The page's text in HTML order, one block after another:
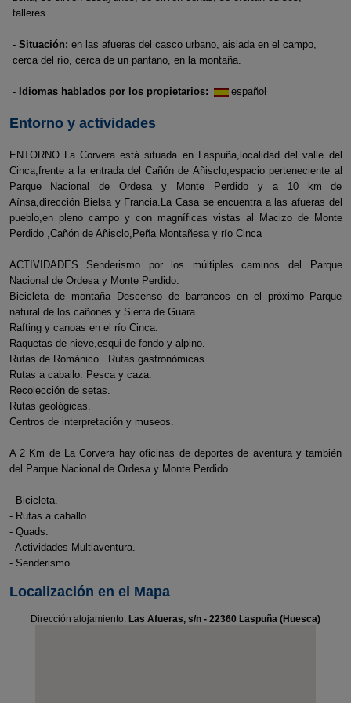
talleres.
- Situación: en las afueras del casco urbano, aislada en el campo,
cerca del río, cerca de un pantano, en la montaña.
- Idiomas hablados por los propietarios: español
Entorno y actividades
ENTORNO La Corvera está situada en Laspuña,localidad del valle del
Cinca,frente a la entrada del Cañón de Añisclo,espacio perteneciente al
Parque Nacional de Ordesa y Monte Perdido y a 10 km de
Aínsa,dirección Bielsa y Francia.La Casa se encuentra a las afueras del
pueblo,en pleno campo y con magníficas vistas al Macizo de Monte
Perdido ,Cañón de Añisclo,Peña Montañesa y río Cinca
ACTIVIDADES Senderismo por los múltiples caminos del Parque
Nacional de Ordesa y Monte Perdido.
Bicicleta de montaña Descenso de barrancos en el próximo Parque
natural de los cañones y Sierra de Guara.
Rafting y canoas en el río Cinca.
Raquetas de nieve,esqui de fondo y alpino.
Rutas de Románico . Rutas gastronómicas.
Rutas a caballo. Pesca y caza.
Recolección de setas.
Rutas geológicas.
Centros de interpretación y museos.
A 2 Km de La Corvera hay oficinas de deportes de aventura y también
del Parque Nacional de Ordesa y Monte Perdido.
- Bicicleta.
- Rutas a caballo.
- Quads.
- Actividades Multiaventura.
- Senderismo.
Localización en el Mapa
Dirección alojamiento: Las Afueras, s/n - 22360 Laspuña (Huesca)